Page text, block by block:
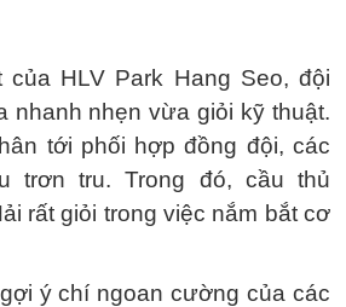
HLV Park Hang Seo, đội
nhanh nhẹn vừa giỏi kỹ thuật.
tới phối hợp đồng đội, các
trơn tru. Trong đó, cầu thủ
rất giỏi trong việc nắm bắt cơ
ý chí ngoan cường của các